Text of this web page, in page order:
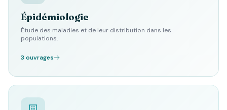
Épidémiologie
Étude des maladies et de leur distribution dans les
populations.
3 ouvrages